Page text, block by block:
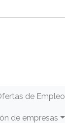
de Empleo
de empresas